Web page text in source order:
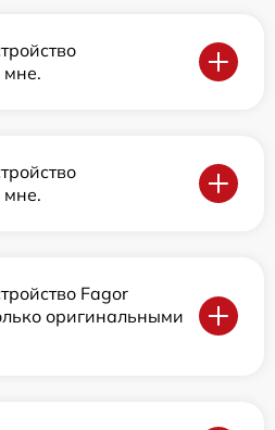
мне.
мне.
Fagor
оригинальными